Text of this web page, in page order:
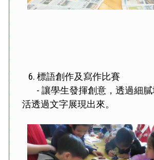
6. 標語創作及寫作比賽
- 讓學生發揮創意，透過細膩
活透過文字展現出來。